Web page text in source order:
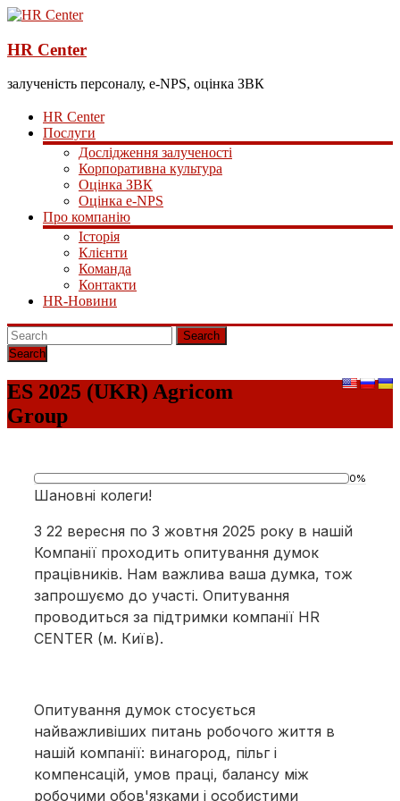
HR Center
залученість персоналу, e-NPS, оцінка ЗВК
HR Center
Послуги
Дослідження залученості
Корпоративна культура
Оцінка ЗВК
Оцінка e-NPS
Про компанію
Історія
Клієнти
Команда
Контакти
HR-Новини
Search
ES 2025 (UKR) Agricom
Group